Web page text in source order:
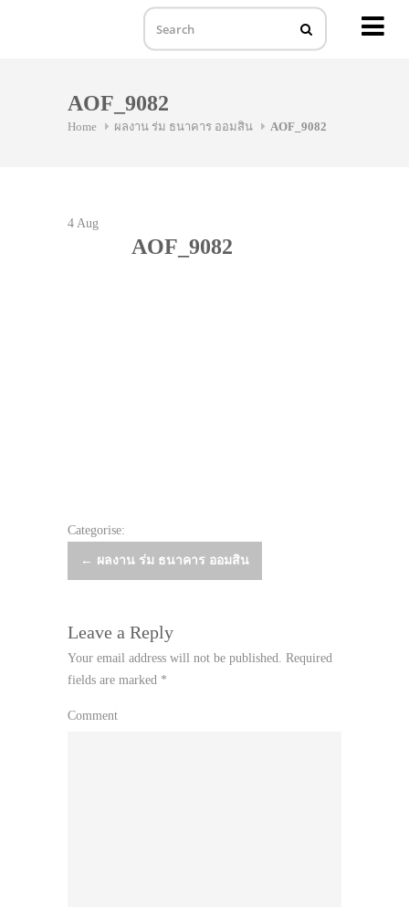
AOF_9082
Home ผลงาน ร่ม ธนาคาร ออมสิน AOF_9082
4 Aug
AOF_9082
Categorise:
Post
← ผลงาน ร่ม ธนาคาร ออมสิน
Leave a Reply
Your email address will not be published. Required
fields are marked *
Comment